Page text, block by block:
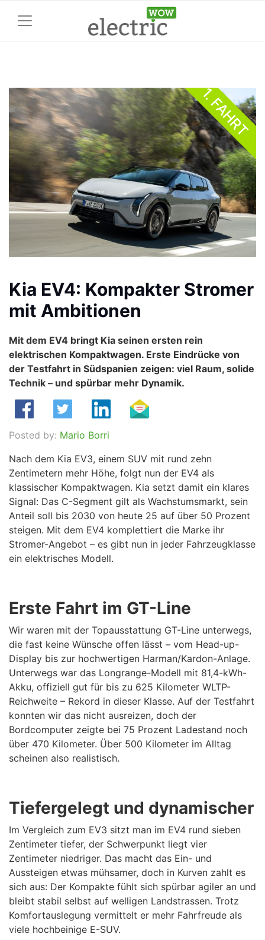
1. FAHRT
Kia EV4: Kompakter Stromer
mit Ambitionen
Mit dem EV4 bringt Kia seinen ersten rein
elektrischen Kompaktwagen. Erste Eindrücke von
der Testfahrt in Südspanien zeigen: viel Raum, solide
Technik – und spürbar mehr Dynamik.
Posted by: Mario Borri
Nach dem Kia EV3, einem SUV mit rund zehn
Zentimetern mehr Höhe, folgt nun der EV4 als
klassischer Kompaktwagen. Kia setzt damit ein klares
Signal: Das C-Segment gilt als Wachstumsmarkt, sein
Anteil soll bis 2030 von heute 25 auf über 50 Prozent
steigen. Mit dem EV4 komplettiert die Marke ihr
Stromer-Angebot – es gibt nun in jeder Fahrzeugklasse
ein elektrisches Modell.
Erste Fahrt im GT-Line
Wir waren mit der Topausstattung GT-Line unterwegs,
die fast keine Wünsche offen lässt – vom Head-up-
Display bis zur hochwertigen Harman/Kardon-Anlage.
Unterwegs war das Longrange-Modell mit 81,4-kWh-
Akku, offiziell gut für bis zu 625 Kilometer WLTP-
Reichweite – Rekord in dieser Klasse. Auf der Testfahrt
konnten wir das nicht ausreizen, doch der
Bordcomputer zeigte bei 75 Prozent Ladestand noch
über 470 Kilometer. Über 500 Kilometer im Alltag
scheinen also realistisch.
Tiefergelegt und dynamischer
Im Vergleich zum EV3 sitzt man im EV4 rund sieben
Zentimeter tiefer, der Schwerpunkt liegt vier
Zentimeter niedriger. Das macht das Ein- und
Aussteigen etwas mühsamer, doch in Kurven zahlt es
sich aus: Der Kompakte fühlt sich spürbar agiler an und
bleibt stabil selbst auf welligen Landstrassen. Trotz
Komfortauslegung vermittelt er mehr Fahrfreude als
viele hochbeinige E-SUV.